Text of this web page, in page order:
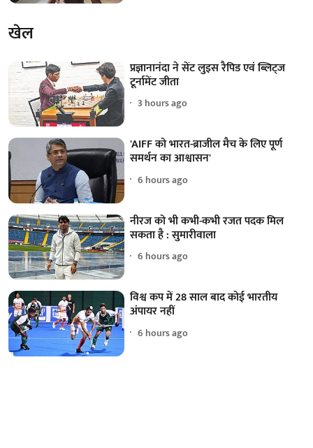
खेल
प्रज्ञानानंदा ने सेंट लुइस रैपिड एवं ब्लिट्ज
टूर्नामेंट जीता
3 hours ago
'AIFF को भारत-ब्राजील मैच के लिए पूर्ण
समर्थन का आश्वासन'
6 hours ago
नीरज को भी कभी-कभी रजत पदक मिल
सकता है : सुमारीवाला
6 hours ago
विश्व कप में 28 साल बाद कोई भारतीय
अंपायर नहीं
6 hours ago